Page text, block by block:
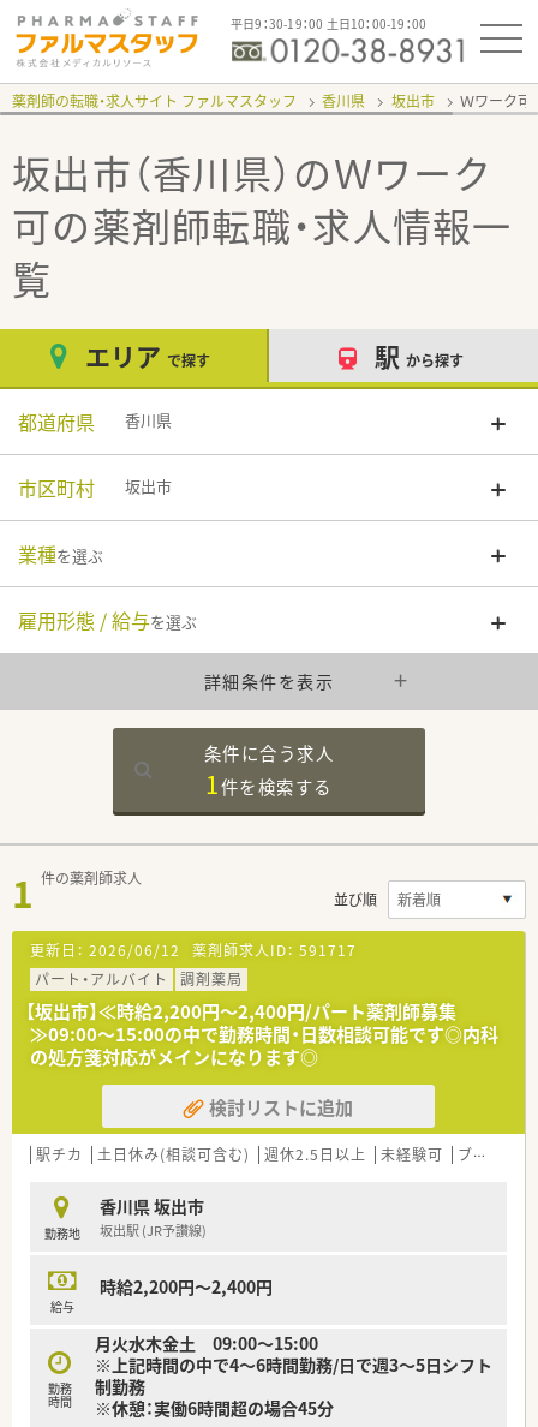
平日9：30-19：00 土日10：00-19：00
薬剤師の転職・求人サイト ファルマスタッフ 香川県 坂出市 Ｗワーク可
坂出市（香川県）のＷワーク
可の薬剤師転職・求人情報一
覧
エリア で探す 駅 から探す
都道府県 香川県
市区町村 坂出市
業種を選ぶ
雇用形態 / 給与を選ぶ
詳細条件を表示
条件に合う求人
1件を検索する
1 件の薬剤師求人
並び順
更新日： 2026/06/12 薬剤師求人ID： 591717
パート・アルバイト
調剤薬局
【坂出市】≪時給2,200円～2,400円/パート薬剤師募集
≫09:00～15:00の中で勤務時間・日数相談可能です◎内科
の処方箋対応がメインになります◎
検討リストに追加
駅チカ 土日休み(相談可含む) 週休2.5日以上 未経験可 ブランク可
勤務地
香川県 坂出市
坂出駅 (JR予讃線)
給与
時給2,200円～2,400円
勤務
時間
月火水木金土 09:00～15:00
※上記時間の中で4～6時間勤務/日で週3～5日シフト
制勤務
※休憩：実働6時間超の場合45分